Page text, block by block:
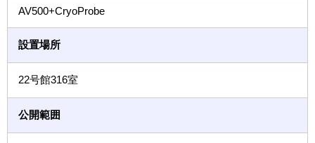
AV500+CryoProbe
設置場所
22号館316室
公開範囲